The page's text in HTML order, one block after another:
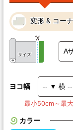
変形 & コー
サイズ
ヨコ幅
最小50cm～最
カラー